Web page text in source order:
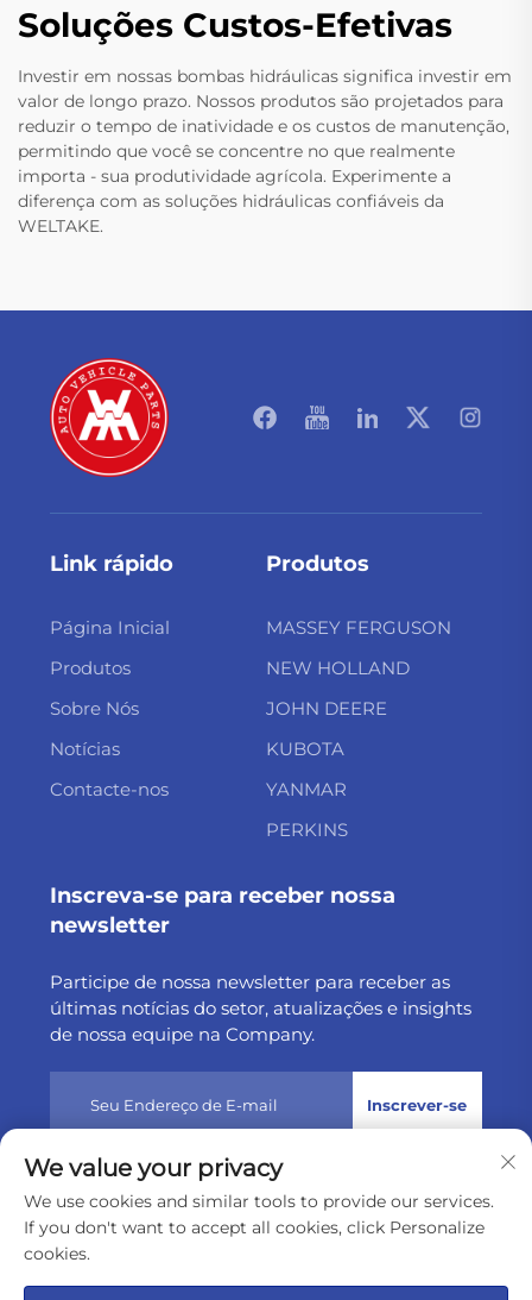
Soluções Custos-Efetivas
Investir em nossas bombas hidráulicas significa investir em
valor de longo prazo. Nossos produtos são projetados para
reduzir o tempo de inatividade e os custos de manutenção,
permitindo que você se concentre no que realmente
importa - sua produtividade agrícola. Experimente a
diferença com as soluções hidráulicas confiáveis da
WELTAKE.
Link rápido
Página Inicial
Produtos
Sobre Nós
Notícias
Contacte-nos
Produtos
MASSEY FERGUSON
NEW HOLLAND
JOHN DEERE
KUBOTA
YANMAR
PERKINS
Inscreva-se para receber nossa
newsletter
Participe de nossa newsletter para receber as
últimas notícias do setor, atualizações e insights
de nossa equipe na Company.
Inscrever-se
Direitos autorais © 2025 por Weltake Import & Export
Company Limited
Política de privacidade
We value your privacy
We use cookies and similar tools to provide our services.
If you don't want to accept all cookies, click Personalize
cookies.